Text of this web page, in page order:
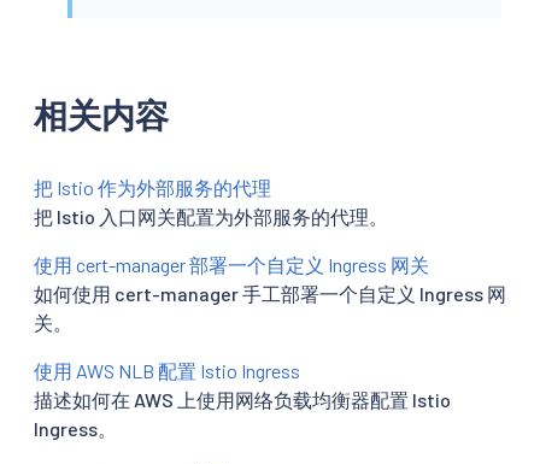
相关内容
把 Istio 作为外部服务的代理
把 Istio 入口网关配置为外部服务的代理。
使用 cert-manager 部署一个自定义 Ingress 网关
如何使用 cert-manager 手工部署一个自定义 Ingress 网
关。
使用 AWS NLB 配置 Istio Ingress
描述如何在 AWS 上使用网络负载均衡器配置 Istio
Ingress。